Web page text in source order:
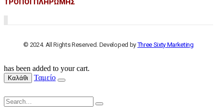
ΤΡΟΠΟΙ ΠΛΗΡΩΜΗΣ
© 2024. All Rights Reserved. Developed byThree Sixty Marketing
has been added to your cart.
Καλάθι Ταμείο